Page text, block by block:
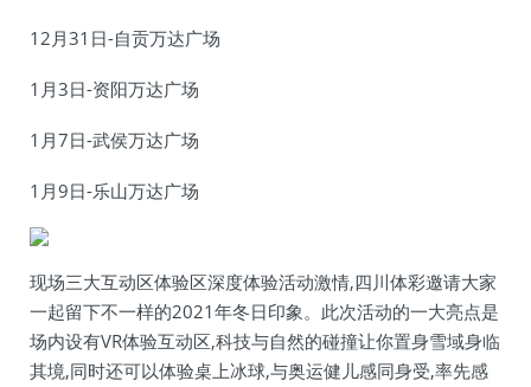
12月31日-自贡万达广场
1月3日-资阳万达广场
1月7日-武侯万达广场
1月9日-乐山万达广场
现场三大互动区体验区深度体验活动激情,四川体彩邀请大家
一起留下不一样的2021年冬日印象。此次活动的一大亮点是
场内设有VR体验互动区,科技与自然的碰撞让你置身雪域身临
其境,同时还可以体验桌上冰球,与奥运健儿感同身受,率先感